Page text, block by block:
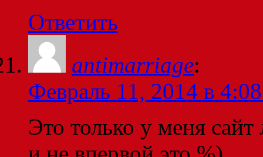
Ответить
antimarriage:
Февраль 11, 2014 в
Это только у меня